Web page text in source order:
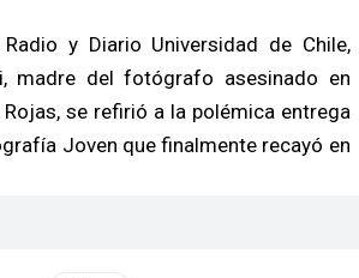
y Diario Universidad de Chile,
madre del fotógrafo asesinado en
se refirió a la polémica entrega
Joven que finalmente recayó en